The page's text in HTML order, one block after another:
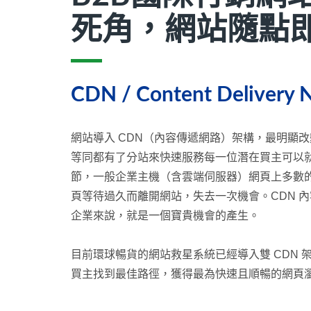
死角，網站隨點
CDN / Content Delivery
網站導入 CDN（內容傳遞網路）架構，最明顯
等同都有了分站來快速服務每一位潛在買主可
節，一般企業主機（含雲端伺服器）網頁上多
頁等待過久而離開網站，失去一次機會。CDN
企業來說，就是一個寶貴機會的產生。
目前環球暢貨的網站救星系統已經導入雙 CDN
買主找到最佳路徑，獲得最為快速且順暢的網